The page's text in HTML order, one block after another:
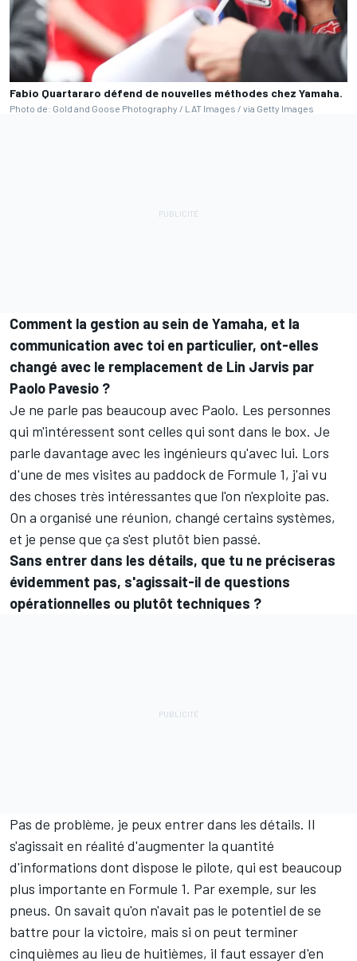
Fabio Quartararo défend de nouvelles méthodes chez Yamaha.
Photo de: Gold and Goose Photography / LAT Images / via Getty Images
Comment la gestion au sein de Yamaha, et la
communication avec toi en particulier, ont-elles
changé avec le remplacement de Lin Jarvis par
Paolo Pavesio ?
Je ne parle pas beaucoup avec Paolo. Les personnes
qui m'intéressent sont celles qui sont dans le box. Je
parle davantage avec les ingénieurs qu'avec lui. Lors
d'une de mes visites au paddock de Formule 1, j'ai vu
des choses très intéressantes que l'on n'exploite pas.
On a organisé une réunion, changé certains systèmes,
et je pense que ça s'est plutôt bien passé.
Sans entrer dans les détails, que tu ne préciseras
évidemment pas, s'agissait-il de questions
opérationnelles ou plutôt techniques ?
Pas de problème, je peux entrer dans les détails. Il
s'agissait en réalité d'augmenter la quantité
d'informations dont dispose le pilote, qui est beaucoup
plus importante en Formule 1. Par exemple, sur les
pneus. On savait qu'on n'avait pas le potentiel de se
battre pour la victoire, mais si on peut terminer
cinquièmes au lieu de huitièmes, il faut essayer d'en